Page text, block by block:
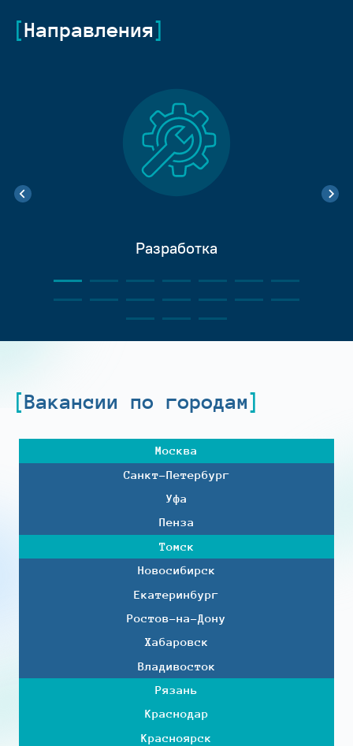
Направления
Разработка
Вакансии по городам
Москва
Санкт-Петербург
Уфа
Пенза
Томск
Новосибирск
Екатеринбург
Ростов-на-Дону
Хабаровск
Владивосток
Рязань
Краснодар
Красноярск